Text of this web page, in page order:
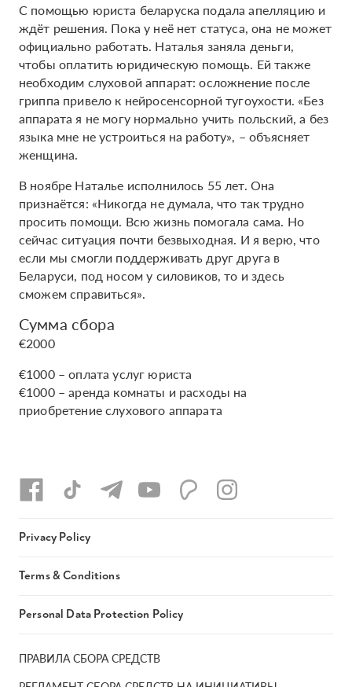
С помощью юриста беларуска подала апелляцию и
ждёт решения. Пока у неё нет статуса, она не может
официально работать. Наталья заняла деньги,
чтобы оплатить юридическую помощь. Ей также
необходим слуховой аппарат: осложнение после
гриппа привело к нейросенсорной тугоухости. «Без
аппарата я не могу нормально учить польский, а без
языка мне не устроиться на работу», – объясняет
женщина.
В ноябре Наталье исполнилось 55 лет. Она
признаётся: «Никогда не думала, что так трудно
просить помощи. Всю жизнь помогала сама. Но
сейчас ситуация почти безвыходная. И я верю, что
если мы смогли поддерживать друг друга в
Беларуси, под носом у силовиков, то и здесь
сможем справиться».
Сумма сбора
€2000
€1000 – оплата услуг юриста
€1000 – аренда комнаты и расходы на
приобретение слухового аппарата
ПРАВИЛА СБОРА СРЕДСТВ
Privacy Policy
Terms & Conditions
Personal Data Protection Policy